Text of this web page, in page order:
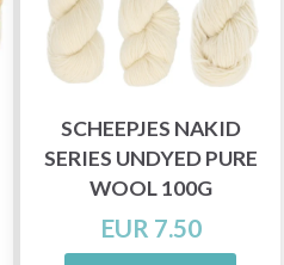
SCHEEPJES NAKID
SERIES UNDYED PURE
WOOL 100G
EUR 7.50